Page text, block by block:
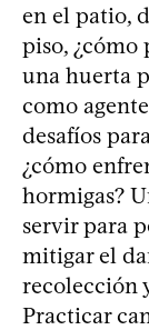
en el patio,
piso, ¿cómo
una huerta
como
desafíos
¿cómo
hormigas?
servir para
mitigar el
recolección
Practicar